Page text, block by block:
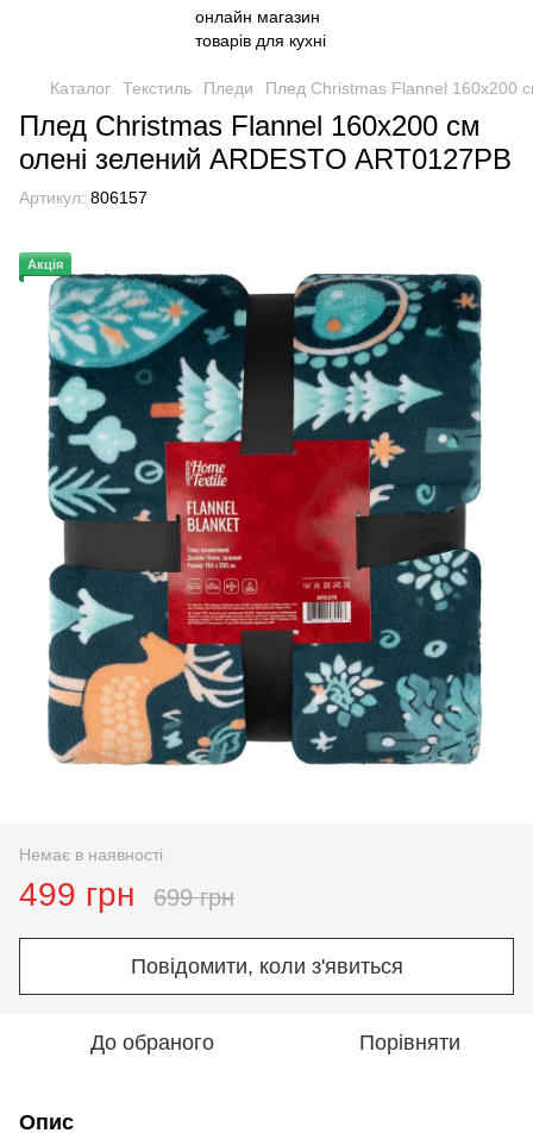
Каталог Текстиль Пледи Плед Christmas Flannel 160х200
Плед Christmas Flannel 160х200 см
олені зелений ARDESTO ART0127PB
Артикул: 806157
Акція
Немає в наявності
499 грн 699 грн
Повідомити, коли з'явиться
До обраного Порівняти
Опис